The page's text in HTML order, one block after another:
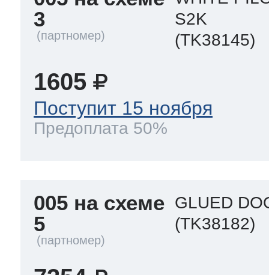
3
S2K
(TK38145)
1605
Поступит 15 ноября
Предоплата 50%
005 на схеме
5
GLUED
(TK38182)